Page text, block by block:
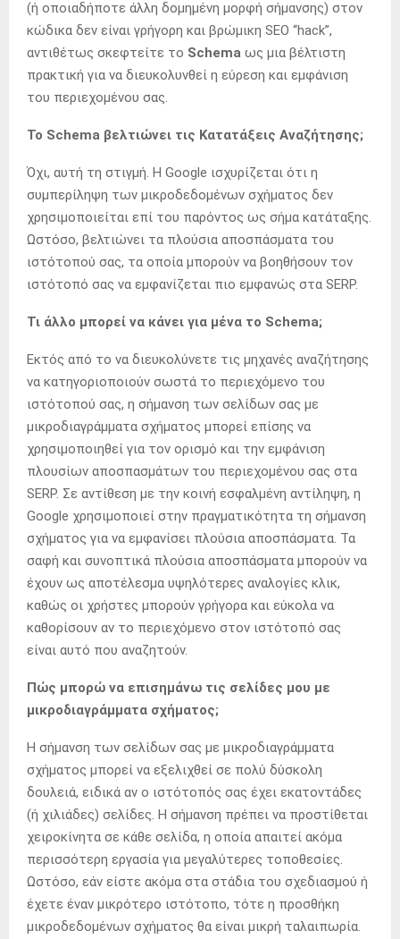
(ή οποιαδήποτε άλλη δομημένη μορφή σήμανσης) στον
κώδικα δεν είναι γρήγορη και βρώμικη SEO “hack”,
αντιθέτως σκεφτείτε το Schema ως μια βέλτιστη
πρακτική για να διευκολυνθεί η εύρεση και εμφάνιση
του περιεχομένου σας.
Το Schema βελτιώνει τις Κατατάξεις Αναζήτησης;
Όχι, αυτή τη στιγμή. Η Google ισχυρίζεται ότι η
συμπερίληψη των μικροδεδομένων σχήματος δεν
χρησιμοποιείται επί του παρόντος ως σήμα κατάταξης.
Ωστόσο, βελτιώνει τα πλούσια αποσπάσματα του
ιστότοπού σας, τα οποία μπορούν να βοηθήσουν τον
ιστότοπό σας να εμφανίζεται πιο εμφανώς στα SERP.
Τι άλλο μπορεί να κάνει για μένα το Schema;
Εκτός από το να διευκολύνετε τις μηχανές αναζήτησης
να κατηγοριοποιούν σωστά το περιεχόμενο του
ιστότοπού σας, η σήμανση των σελίδων σας με
μικροδιαγράμματα σχήματος μπορεί επίσης να
χρησιμοποιηθεί για τον ορισμό και την εμφάνιση
πλουσίων αποσπασμάτων του περιεχομένου σας στα
SERP. Σε αντίθεση με την κοινή εσφαλμένη αντίληψη, η
Google χρησιμοποιεί στην πραγματικότητα τη σήμανση
σχήματος για να εμφανίσει πλούσια αποσπάσματα. Τα
σαφή και συνοπτικά πλούσια αποσπάσματα μπορούν να
έχουν ως αποτέλεσμα υψηλότερες αναλογίες κλικ,
καθώς οι χρήστες μπορούν γρήγορα και εύκολα να
καθορίσουν αν το περιεχόμενο στον ιστότοπό σας
είναι αυτό που αναζητούν.
Πώς μπορώ να επισημάνω τις σελίδες μου με
μικροδιαγράμματα σχήματος;
Η σήμανση των σελίδων σας με μικροδιαγράμματα
σχήματος μπορεί να εξελιχθεί σε πολύ δύσκολη
δουλειά, ειδικά αν ο ιστότοπός σας έχει εκατοντάδες
(ή χιλιάδες) σελίδες. Η σήμανση πρέπει να προστίθεται
χειροκίνητα σε κάθε σελίδα, η οποία απαιτεί ακόμα
περισσότερη εργασία για μεγαλύτερες τοποθεσίες.
Ωστόσο, εάν είστε ακόμα στα στάδια του σχεδιασμού ή
έχετε έναν μικρότερο ιστότοπο, τότε η προσθήκη
μικροδεδομένων σχήματος θα είναι μικρή ταλαιπωρία.